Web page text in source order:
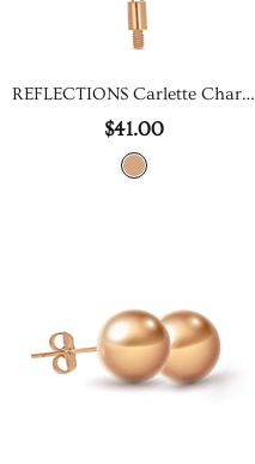
REFLECTIONS Carlette Charm
$41.00